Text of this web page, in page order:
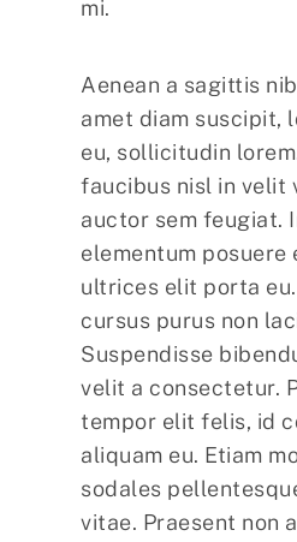
mi.
Aenean a sagittis
amet diam suscipit,
eu, sollicitudin
faucibus nisl in velit
auctor sem feugiat.
elementum posuere
ultrices elit porta
cursus purus non
Suspendisse
velit a consectetur.
tempor elit felis, id
aliquam eu. Etiam
sodales
vitae. Praesent non